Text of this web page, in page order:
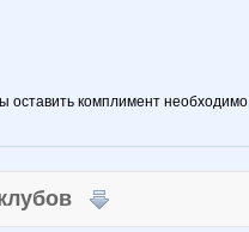
оставить комплимент необходимо